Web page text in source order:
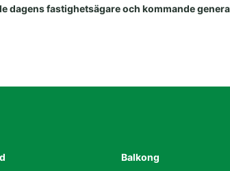
dagens fastighetsägare och kommande
BalkongHur kan